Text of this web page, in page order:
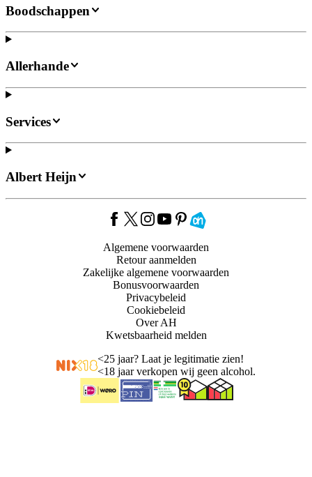
Boodschappen
Allerhande
Services
Albert Heijn
Algemene voorwaarden
Retour aanmelden
Zakelijke algemene voorwaarden
Bonusvoorwaarden
Privacybeleid
Cookiebeleid
Over AH
Kwetsbaarheid melden
<25 jaar? Laat je legitimatie zien!
<18 jaar verkopen wij geen alcohol.